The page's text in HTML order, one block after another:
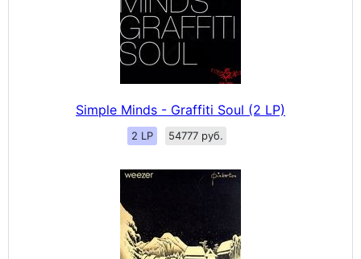
Simple Minds - Graffiti Soul (2 LP)
2 LP 54777 руб.